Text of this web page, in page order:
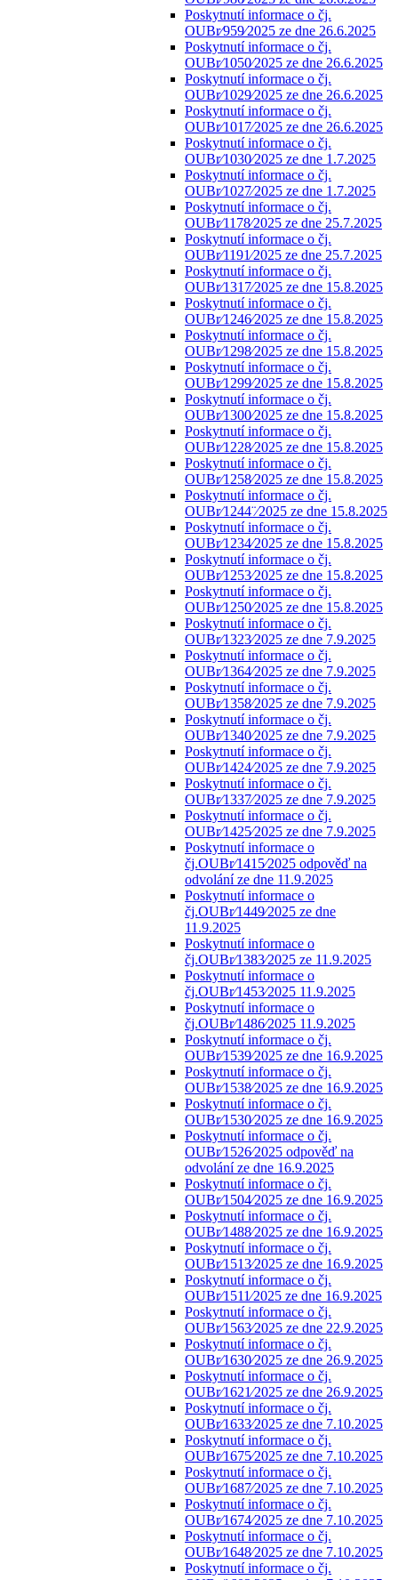
Poskytnutí informace o čj.
OUBr⁄959⁄2025 ze dne 26.6.2025
Poskytnutí informace o čj.
OUBr⁄1050⁄2025 ze dne 26.6.2025
Poskytnutí informace o čj.
OUBr⁄1029⁄2025 ze dne 26.6.2025
Poskytnutí informace o čj.
OUBr⁄1017⁄2025 ze dne 26.6.2025
Poskytnutí informace o čj.
OUBr⁄1030⁄2025 ze dne 1.7.2025
Poskytnutí informace o čj.
OUBr⁄1027⁄2025 ze dne 1.7.2025
Poskytnutí informace o čj.
OUBr⁄1178⁄2025 ze dne 25.7.2025
Poskytnutí informace o čj.
OUBr⁄1191⁄2025 ze dne 25.7.2025
Poskytnutí informace o čj.
OUBr⁄1317⁄2025 ze dne 15.8.2025
Poskytnutí informace o čj.
OUBr⁄1246⁄2025 ze dne 15.8.2025
Poskytnutí informace o čj.
OUBr⁄1298⁄2025 ze dne 15.8.2025
Poskytnutí informace o čj.
OUBr⁄1299⁄2025 ze dne 15.8.2025
Poskytnutí informace o čj.
OUBr⁄1300⁄2025 ze dne 15.8.2025
Poskytnutí informace o čj.
OUBr⁄1228⁄2025 ze dne 15.8.2025
Poskytnutí informace o čj.
OUBr⁄1258⁄2025 ze dne 15.8.2025
Poskytnutí informace o čj.
OUBr⁄1244¨⁄2025 ze dne 15.8.2025
Poskytnutí informace o čj.
OUBr⁄1234⁄2025 ze dne 15.8.2025
Poskytnutí informace o čj.
OUBr⁄1253⁄2025 ze dne 15.8.2025
Poskytnutí informace o čj.
OUBr⁄1250⁄2025 ze dne 15.8.2025
Poskytnutí informace o čj.
OUBr⁄1323⁄2025 ze dne 7.9.2025
Poskytnutí informace o čj.
OUBr⁄1364⁄2025 ze dne 7.9.2025
Poskytnutí informace o čj.
OUBr⁄1358⁄2025 ze dne 7.9.2025
Poskytnutí informace o čj.
OUBr⁄1340⁄2025 ze dne 7.9.2025
Poskytnutí informace o čj.
OUBr⁄1424⁄2025 ze dne 7.9.2025
Poskytnutí informace o čj.
OUBr⁄1337⁄2025 ze dne 7.9.2025
Poskytnutí informace o čj.
OUBr⁄1425⁄2025 ze dne 7.9.2025
Poskytnutí informace o
čj.OUBr⁄1415⁄2025 odpověď na
odvolání ze dne 11.9.2025
Poskytnutí informace o
čj.OUBr⁄1449⁄2025 ze dne
11.9.2025
Poskytnutí informace o
čj.OUBr⁄1383⁄2025 ze 11.9.2025
Poskytnutí informace o
čj.OUBr⁄1453⁄2025 11.9.2025
Poskytnutí informace o
čj.OUBr⁄1486⁄2025 11.9.2025
Poskytnutí informace o čj.
OUBr⁄1539⁄2025 ze dne 16.9.2025
Poskytnutí informace o čj.
OUBr⁄1538⁄2025 ze dne 16.9.2025
Poskytnutí informace o čj.
OUBr⁄1530⁄2025 ze dne 16.9.2025
Poskytnutí informace o čj.
OUBr⁄1526⁄2025 odpověď na
odvolání ze dne 16.9.2025
Poskytnutí informace o čj.
OUBr⁄1504⁄2025 ze dne 16.9.2025
Poskytnutí informace o čj.
OUBr⁄1488⁄2025 ze dne 16.9.2025
Poskytnutí informace o čj.
OUBr⁄1513⁄2025 ze dne 16.9.2025
Poskytnutí informace o čj.
OUBr⁄1511⁄2025 ze dne 16.9.2025
Poskytnutí informace o čj.
OUBr⁄1563⁄2025 ze dne 22.9.2025
Poskytnutí informace o čj.
OUBr⁄1630⁄2025 ze dne 26.9.2025
Poskytnutí informace o čj.
OUBr⁄1621⁄2025 ze dne 26.9.2025
Poskytnutí informace o čj.
OUBr⁄1633⁄2025 ze dne 7.10.2025
Poskytnutí informace o čj.
OUBr⁄1675⁄2025 ze dne 7.10.2025
Poskytnutí informace o čj.
OUBr⁄1687⁄2025 ze dne 7.10.2025
Poskytnutí informace o čj.
OUBr⁄1674⁄2025 ze dne 7.10.2025
Poskytnutí informace o čj.
OUBr⁄1648⁄2025 ze dne 7.10.2025
Poskytnutí informace o čj.